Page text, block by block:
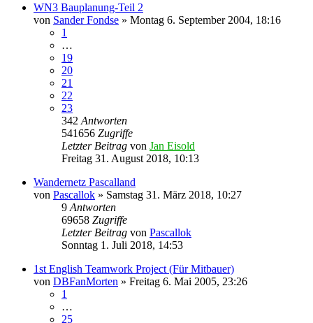
WN3 Bauplanung-Teil 2
von Sander Fondse » Montag 6. September 2004, 18:16
1
…
19
20
21
22
23
342 Antworten
541656 Zugriffe
Letzter Beitrag von Jan Eisold
Freitag 31. August 2018, 10:13
Wandernetz Pascalland
von Pascallok » Samstag 31. März 2018, 10:27
9 Antworten
69658 Zugriffe
Letzter Beitrag von Pascallok
Sonntag 1. Juli 2018, 14:53
1st English Teamwork Project (Für Mitbauer)
von DBFanMorten » Freitag 6. Mai 2005, 23:26
1
…
25